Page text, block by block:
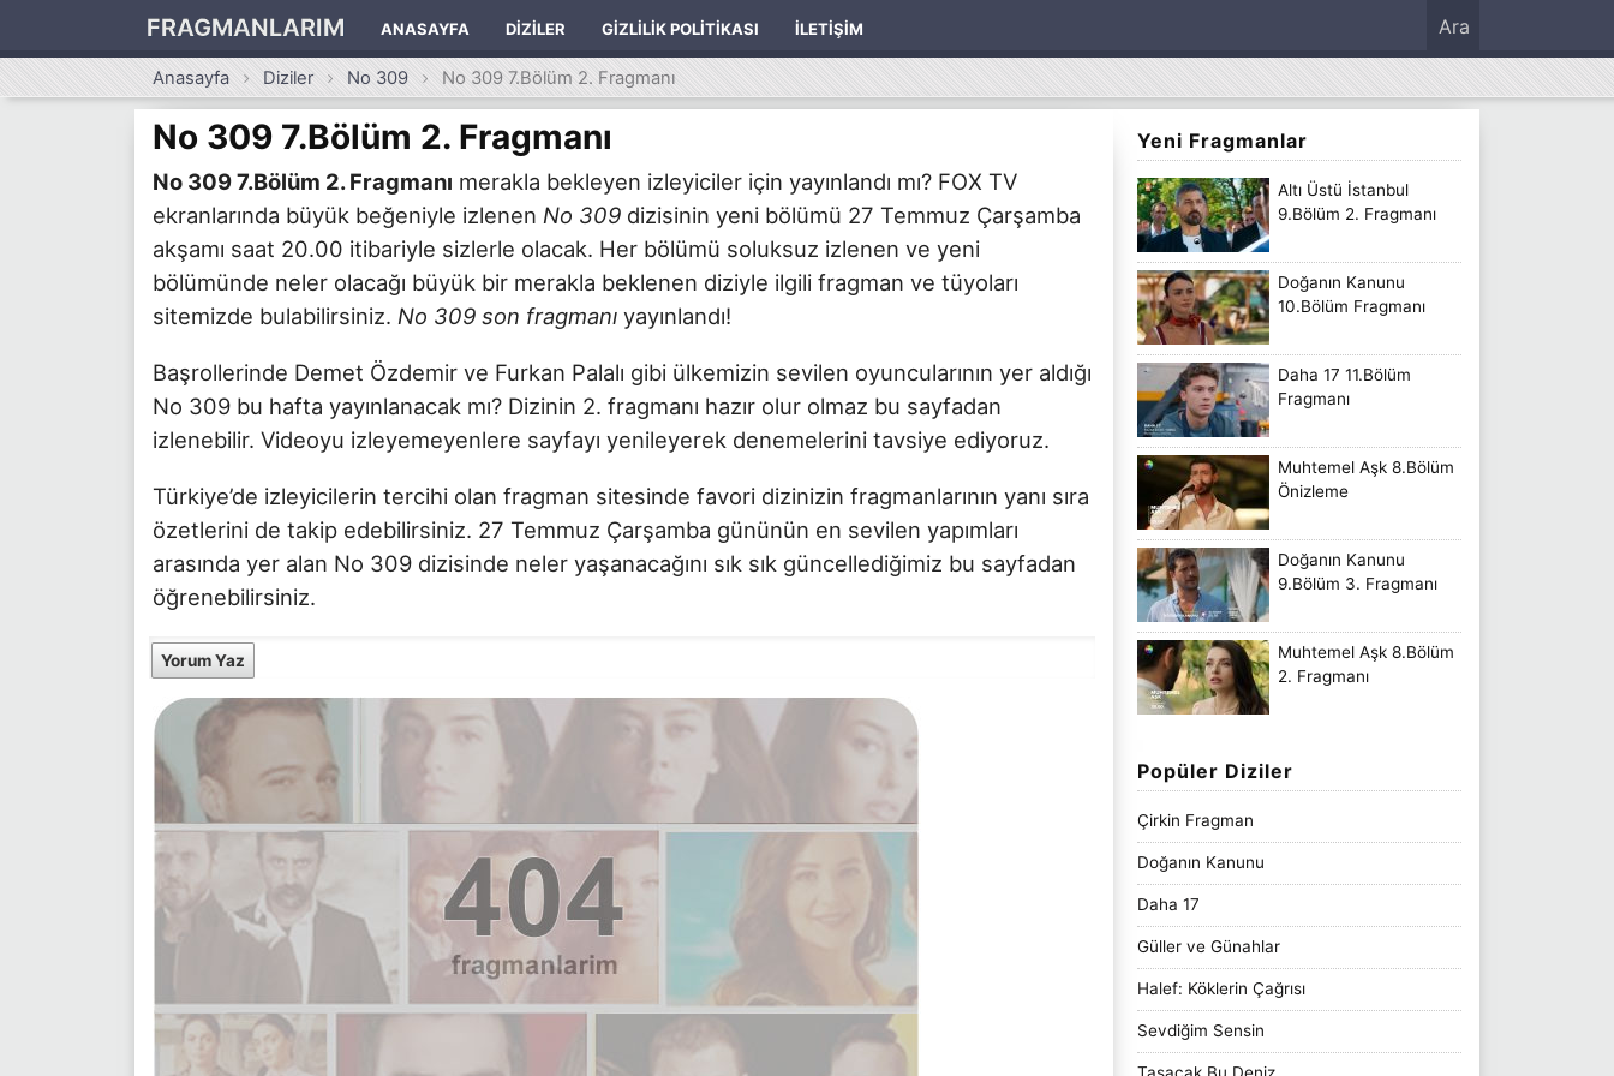
FRAGMANLARIM ANASAYFA DIZILER GIZLILIK POLITIKASI İLETIŞIM Ara
Anasayfa Diziler No 309 No 309 7.Bölüm 2. Fragmanı
No 309 7.Bölüm 2. Fragmanı
No 309 7.Bölüm 2. Fragmanı merakla bekleyen izleyiciler için yayınlandı mı? FOX TV
ekranlarında büyük beğeniyle izlenen No 309 dizisinin yeni bölümü 27 Temmuz Çarşamba
akşamı saat 20.00 itibariyle sizlerle olacak. Her bölümü soluksuz izlenen ve yeni
bölümünde neler olacağı büyük bir merakla beklenen diziyle ilgili fragman ve tüyoları
sitemizde bulabilirsiniz. No 309 son fragmanı yayınlandı!
Başrollerinde Demet Özdemir ve Furkan Palalı gibi ülkemizin sevilen oyuncularının yer aldığı
No 309 bu hafta yayınlanacak mı? Dizinin 2. fragmanı hazır olur olmaz bu sayfadan
izlenebilir. Videoyu izleyemeyenlere sayfayı yenileyerek denemelerini tavsiye ediyoruz.
Türkiye’de izleyicilerin tercihi olan fragman sitesinde favori dizinizin fragmanlarının yanı sıra
özetlerini de takip edebilirsiniz. 27 Temmuz Çarşamba gününün en sevilen yapımları
arasında yer alan No 309 dizisinde neler yaşanacağını sık sık güncellediğimiz bu sayfadan
öğrenebilirsiniz.
Yorum Yaz
Yeni Fragmanlar
Altı Üstü İstanbul
9.Bölüm 2. Fragmanı
Doğanın Kanunu
10.Bölüm Fragmanı
Daha 17 11.Bölüm
Fragmanı
Muhtemel Aşk 8.Bölüm
Önizleme
Doğanın Kanunu
9.Bölüm 3. Fragmanı
Muhtemel Aşk 8.Bölüm
2. Fragmanı
Popüler Diziler
Çirkin Fragman
Doğanın Kanunu
Daha 17
Güller ve Günahlar
Halef: Köklerin Çağrısı
Sevdiğim Sensin
Taşacak Bu Deniz